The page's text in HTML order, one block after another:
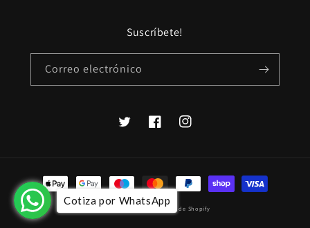
Suscríbete!
Correo electrónico
TwitterFacebookInstagram
Formas
de
pago
© 2026, Tecnología de Shopify
Cotiza por WhatsApp